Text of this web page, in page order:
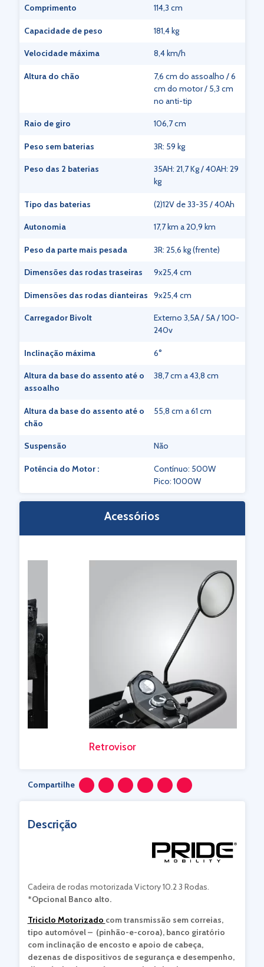
Comprimento 114,3 cm
Capacidade de peso 181,4 kg
Velocidade máxima 8,4 km/h
Altura do chão
7,6 cm do assoalho / 6
cm do motor / 5,3 cm
no anti-tip
Raio de giro 106,7 cm
Peso sem baterias 3R: 59 kg
Peso das 2 baterias
35AH: 21,7 Kg / 40AH: 29
kg
Tipo das baterias (2)12V de 33-35 / 40Ah
Autonomia 17,7 km a 20,9 km
Peso da parte mais pesada 3R: 25,6 kg (frente)
Dimensões das rodas traseiras 9x25,4 cm
Dimensões das rodas dianteiras 9x25,4 cm
Carregador Bivolt
Externo 3,5A / 5A / 100-
240v
Inclinação máxima 6°
Altura da base do assento até o
assoalho
38,7 cm a 43,8 cm
Altura da base do assento até o
chão
55,8 cm a 61 cm
Suspensão Não
Potência do Motor :
Contínuo: 500W
Pico: 1000W
Acessórios
Retrovisor
Compartilhe
Descrição
Cadeira de rodas motorizada Victory 10.2 3 Rodas.
*Opcional Banco alto.
Triciclo Motorizado com transmissão sem correias,
tipo automóvel – (pinhão-e-coroa), banco giratório
com inclinação de encosto e apoio de cabeça,
dezenas de dispositivos de segurança e desempenho,